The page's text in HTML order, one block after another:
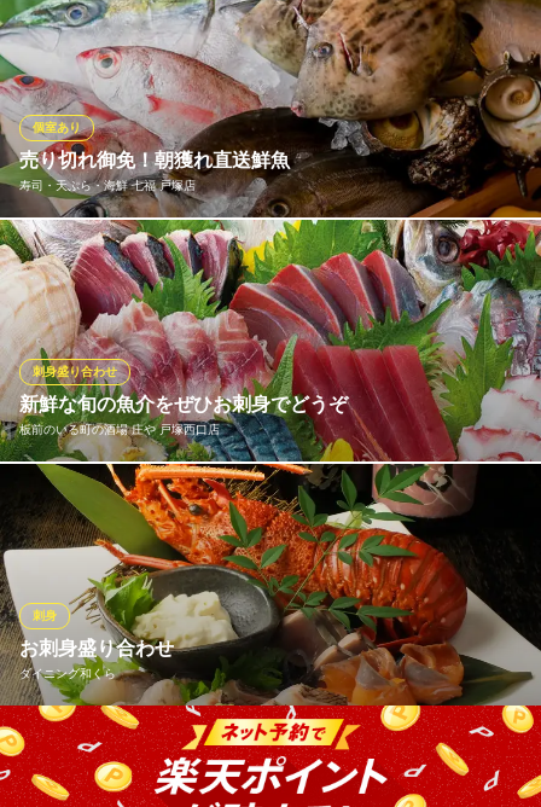
炭べえの鮮魚は毎朝自らの目で見定めて厳選仕入れ！ 湘南の地魚
や豊洲市場に並ぶ旬の魚を鮮度抜群の状態でご提供☆刺身舟盛り
はその日仕入れた6〜8種類の鮮魚を全部乗せて1,400円！！ なお
岡山産の特大生カキは数量限定の大人気メニューのためお早めの
ご来店か事前予約を☆
炭べえ 戸塚店
和鮮魚焼き鳥居酒屋
ＪＲ東海道本線戸塚駅 徒歩5分
神奈川県横浜市戸塚区戸塚町47
売り切れ御免！朝獲れ直送鮮魚
寿司・天ぷら・海鮮 七福 戸塚店
個室あり
本当に美味しいお魚を皆様に食べていただきたい思いで、当社の
目利きの仕入担当スタッフが毎朝、三崎漁港・築地市場・横浜中
央市場と駆け回って、鮮度が良く上質な鮮魚を仕入れます!北海道
のプリプリのボタンエビや大分の豊後サバなどの全国各地の美味
しい鮮魚と、県内でしか出回らない三崎の地魚が同時に楽しめる
のも魅力!
寿司・天ぷら・海鮮 七福 戸塚店
コスパ抜群居酒屋！
ＪＲ戸塚駅 徒歩3分
神奈川県横浜市戸塚区戸塚町16-1 トツカーナモール1F
新鮮な旬の魚介をぜひお刺身でどうぞ
板前のいる町の酒場 庄や 戸塚西口店
刺身盛り合わせ
「庄や」と言えば、何と言っても魚介！魚介類は全国各地から旬
のものを目利きのある専門スタッフが厳選し、仕入れを行ってお
ります！そんな新鮮な魚の美味しさを楽しむなら、やっぱり刺身
がオススメ。単品ものから豪快な盛り合わせまで幅広くご用意し
ております。新鮮な海の幸を、ぜひ当店でご堪能ください。
板前のいる町の酒場 庄や 戸塚西口店
鮮魚と板前料理の居酒屋
横浜市営地下鉄戸塚駅 徒歩3分
神奈川県横浜市戸塚区戸塚町16-1 トツカーナモール1F
お刺身盛り合わせ
ダイニング和くら
刺身
産地・鮮度のこだわりはもちろん！醤油も手づくりのスモーク醤
油を仕様してます！伊勢海老・汲み上げの生湯葉刺し・寒ブリな
ど季節のお刺身が盛りだくさん！